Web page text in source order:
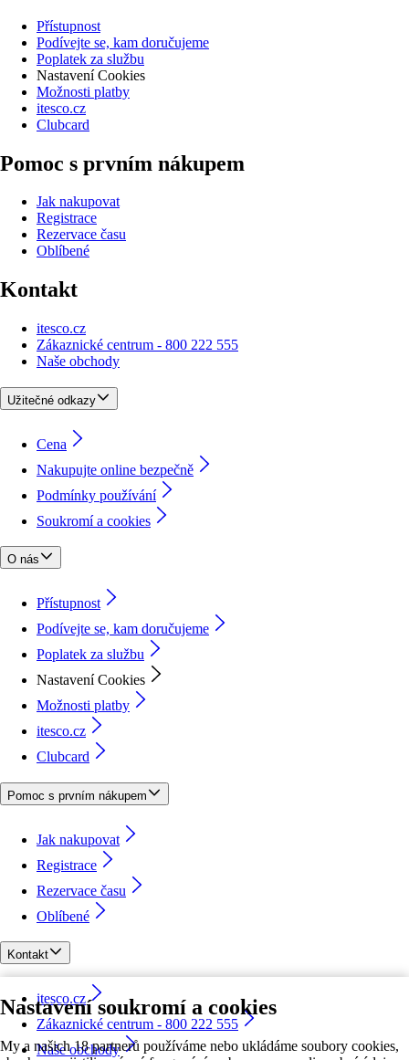
Nastavení soukromí a cookies
My a našich 18 partnerů používáme nebo ukládáme soubory cookies,
Přístupnost
Podívejte se, kam doručujeme
Poplatek za službu
Nastavení Cookies
Možnosti platby
itesco.cz
Clubcard
Pomoc s prvním nákupem
Jak nakupovat
Registrace
Rezervace času
Oblíbené
Kontakt
itesco.cz
Zákaznické centrum - 800 222 555
Naše obchody
Užitečné odkazy
Cena
Nakupujte online bezpečně
Podmínky používání
Soukromí a cookies
O nás
Přístupnost
Podívejte se, kam doručujeme
Poplatek za službu
Nastavení Cookies
Možnosti platby
itesco.cz
Clubcard
Pomoc s prvním nákupem
Jak nakupovat
Registrace
Rezervace času
Oblíbené
Kontakt
itesco.cz
Zákaznické centrum - 800 222 555
Naše obchody